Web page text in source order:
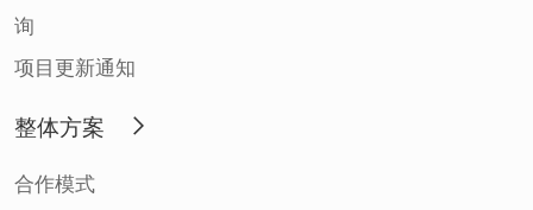
询
项目更新通知
整体方案
合作模式